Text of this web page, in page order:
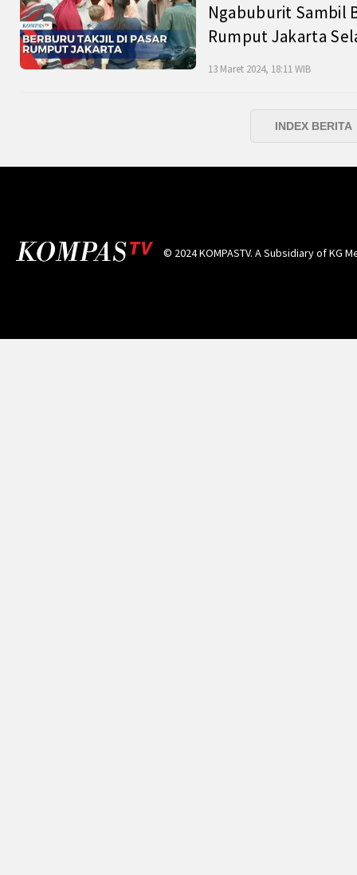
Ngabuburit Sambil
Rumput Jakarta
13 Maret 2024, 18:11 WIB
INDEX BERITA
© 2024 KOMPASTV. A Subsidiary ofKG